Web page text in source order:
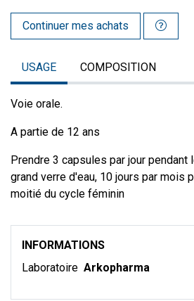
Continuer mes achats
USAGE COMPOSITION
Voie orale.
A partie de 12 ans
Prendre 3 capsules par jour pendant
grand verre d'eau, 10 jours par mois
moitié du cycle féminin
INFORMATIONS
Laboratoire Arkopharma